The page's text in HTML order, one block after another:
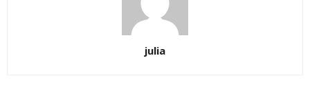
julia